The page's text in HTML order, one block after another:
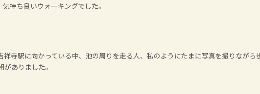
持ち良いウォーキングでした。
寺駅に向かっている中、池の周りを走る人、私のようにたまに写真を撮りながら
ありました。